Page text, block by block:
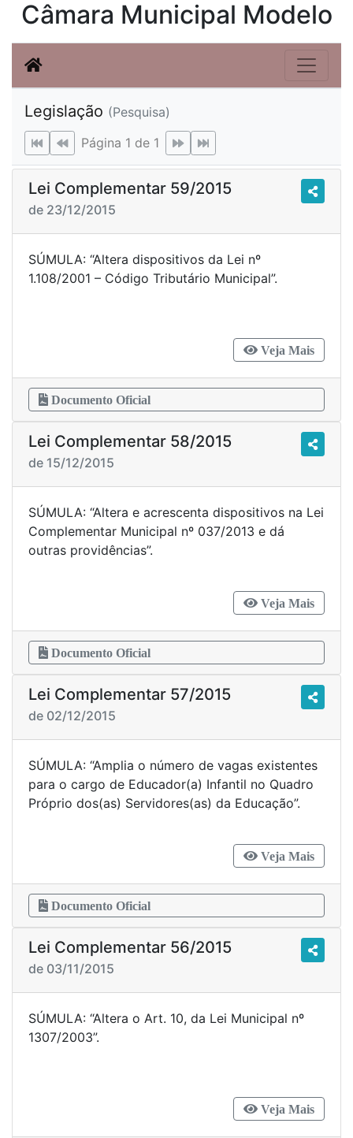
Câmara Municipal Modelo
Legislação (Pesquisa)
Página 1 de 1
Lei Complementar 59/2015
de 23/12/2015
SÚMULA: “Altera dispositivos da Lei nº
1.108/2001 – Código Tributário Municipal”.
Veja Mais
Documento Oficial
Lei Complementar 58/2015
de 15/12/2015
SÚMULA: “Altera e acrescenta dispositivos na Lei
Complementar Municipal nº 037/2013 e dá
outras providências”.
Veja Mais
Documento Oficial
Lei Complementar 57/2015
de 02/12/2015
SÚMULA: “Amplia o número de vagas existentes
para o cargo de Educador(a) Infantil no Quadro
Próprio dos(as) Servidores(as) da Educação”.
Veja Mais
Documento Oficial
Lei Complementar 56/2015
de 03/11/2015
SÚMULA: “Altera o Art. 10, da Lei Municipal nº
1307/2003”.
Veja Mais